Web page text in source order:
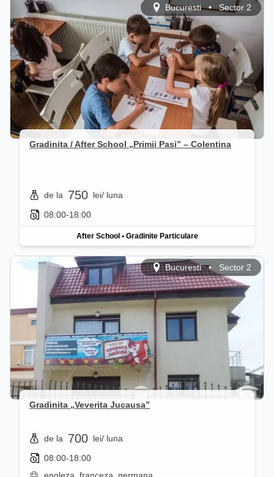
Bucuresti•Sector 2
Gradinita / After School „Primii Pasi” – Colentina
de la 750 lei/ luna
08:00-18:00
After School • Gradinite Particulare
Bucuresti• Sector 2
Gradinita „Veverita Jucausa”
de la 700 lei/ luna
08:00-18:00